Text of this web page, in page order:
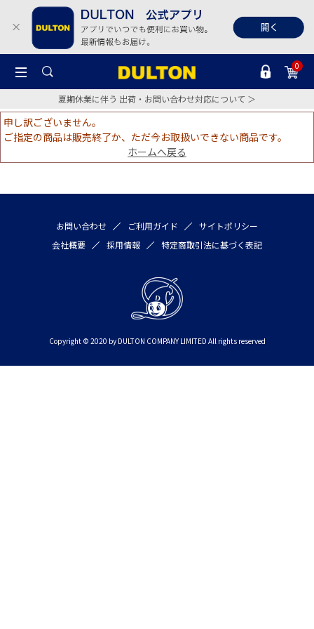
0
夏期休業に伴う 出荷・お問い合わせ対応について ＞
申し訳ございません。
ご指定の商品は販売終了か、ただ今お取扱いできない商品です。
ホームへ戻る
お問い合わせ ご利用ガイド
サイトポリシー
会社概要
採用情報 特定商取引法に基づく表記
Copyright © 2020 by DULTON COMPANY LIMITED All rights reserved